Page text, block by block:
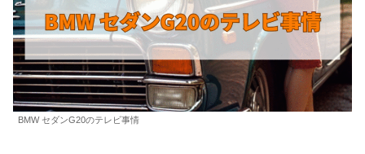
BMW セダンG20のテレビ事情